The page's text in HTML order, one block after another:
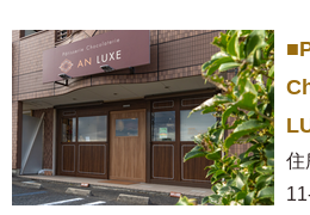
住